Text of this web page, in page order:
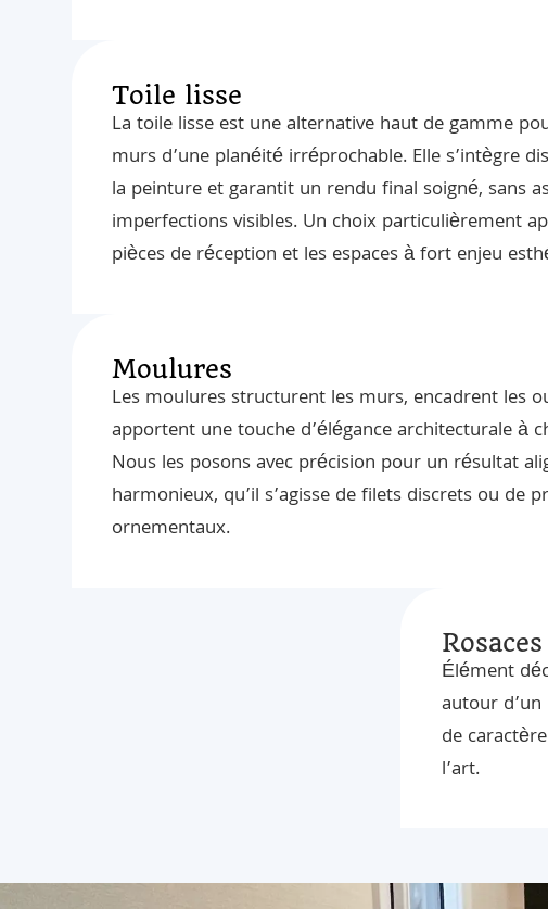
Toile lisse
La toile lisse est une alternative haut de gamme
murs d’une planéité irréprochable. Elle s’intègre
la peinture et garantit un rendu final soigné, sans
imperfections visibles. Un choix particulièrement
pièces de réception et les espaces à fort enjeu
Moulures
Les moulures structurent les murs, encadrent les
apportent une touche d’élégance architecturale à
Nous les posons avec précision pour un résultat
harmonieux, qu’il s’agisse de filets discrets ou de
ornementaux.
Rosaces
Élément
autour
de
l’art.